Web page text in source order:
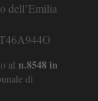
dell’Emilia
al n.8548 in
di